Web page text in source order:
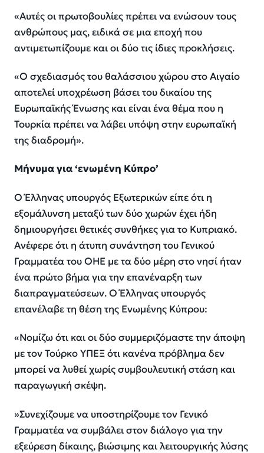
«Αυτές οι πρωτοβουλίες πρέπει να ενώσουν τους
ανθρώπους μας, ειδικά σε μια εποχή που
αντιμετωπίζουμε και οι δύο τις ίδιες προκλήσεις.
«Ο σχεδιασμός του θαλάσσιου χώρου στο Αιγαίο
αποτελεί υποχρέωση βάσει του δικαίου της
Ευρωπαϊκής Ένωσης και είναι ένα θέμα που η
Τουρκία πρέπει να λάβει υπόψη στην ευρωπαϊκή
της διαδρομή».
Μήνυμα για ‘ενωμένη Κύπρο’
Ο Έλληνας υπουργός Εξωτερικών είπε ότι η
εξομάλυνση μεταξύ των δύο χωρών έχει ήδη
δημιουργήσει θετικές συνθήκες για το Κυπριακό.
Ανέφερε ότι η άτυπη συνάντηση του Γενικού
Γραμματέα του ΟΗΕ με τα δύο μέρη στο νησί ήταν
ένα πρώτο βήμα για την επανέναρξη των
διαπραγματεύσεων. Ο Έλληνας υπουργός
επανέλαβε τη θέση της Ενωμένης Κύπρου:
«Νομίζω ότι και οι δύο συμμεριζόμαστε την άποψη
με τον Τούρκο ΥΠΕΞ ότι κανένα πρόβλημα δεν
μπορεί να λυθεί χωρίς συμβουλευτική στάση και
παραγωγική σκέψη.
»Συνεχίζουμε να υποστηρίζουμε τον Γενικό
Γραμματέα να συμβάλει στον διάλογο για την
εξεύρεση δίκαιης, βιώσιμης και λειτουργικής λύσης